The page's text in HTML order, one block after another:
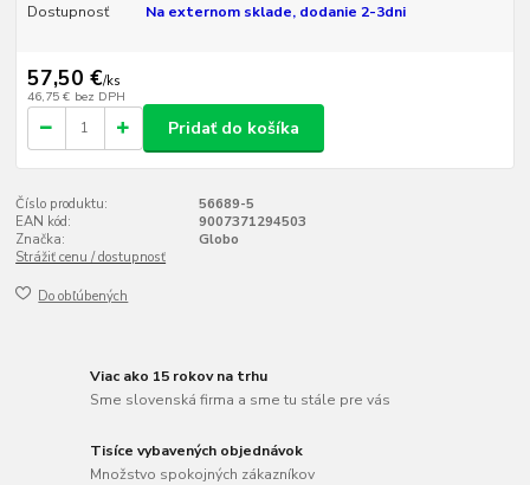
Dostupnosť Na externom sklade, dodanie 2-3dni
57,50 €/ks
46,75 € bez DPH
Pridať do košíka
Číslo produktu:
56689-5
EAN kód:
9007371294503
Značka:
Globo
Strážiť cenu / dostupnosť
Do obľúbených
Viac ako 15 rokov na trhu
Sme slovenská firma a sme tu stále pre vás
Tisíce vybavených objednávok
Množstvo spokojných zákazníkov